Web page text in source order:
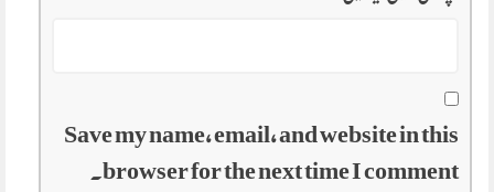
Save my name, email, and website in this
browser for the next time I comment.